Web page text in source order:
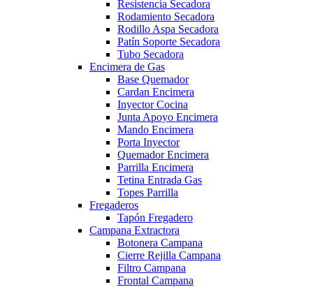
Resistencia Secadora
Rodamiento Secadora
Rodillo Aspa Secadora
Patín Soporte Secadora
Tubo Secadora
Encimera de Gas
Base Quemador
Cardan Encimera
Inyector Cocina
Junta Apoyo Encimera
Mando Encimera
Porta Inyector
Quemador Encimera
Parrilla Encimera
Tetina Entrada Gas
Topes Parrilla
Fregaderos
Tapón Fregadero
Campana Extractora
Botonera Campana
Cierre Rejilla Campana
Filtro Campana
Frontal Campana